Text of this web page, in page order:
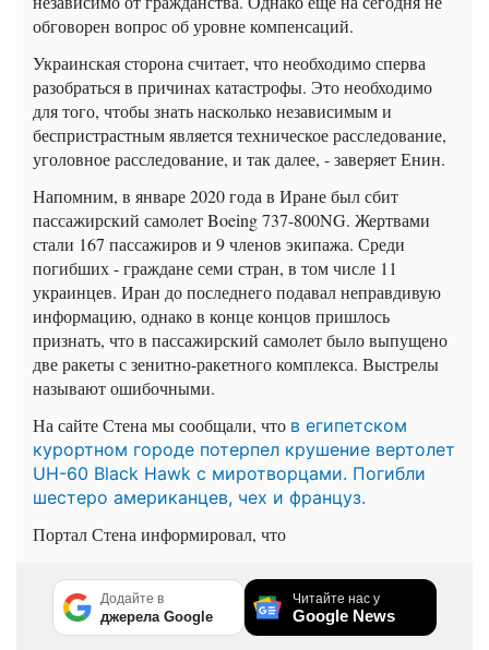
обговорен вопрос об уровне компенсаций.
Украинская сторона считает, что необходимо сперва
разобраться в причинах катастрофы. Это необходимо
для того, чтобы знать насколько независимым и
беспристрастным является техническое расследование,
уголовное расследование, и так далее, - заверяет Енин.
Напомним, в январе 2020 года в Иране был сбит
пассажирский самолет Boeing 737-800NG. Жертвами
стали 167 пассажиров и 9 членов экипажа. Среди
погибших - граждане семи стран, в том числе 11
украинцев. Иран до последнего подавал неправдивую
информацию, однако в конце концов пришлось
признать, что в пассажирский самолет было выпущено
две ракеты с зенитно-ракетного комплекса. Выстрелы
называют ошибочными.
На сайте Стена мы сообщали, что в египетском
курортном городе потерпел крушение вертолет
UH-60 Black Hawk с миротворцами. Погибли
шестеро американцев, чех и француз.
Портал Стена информировал, что
Додайте в
джерела Google
Читайте нас у
Google News